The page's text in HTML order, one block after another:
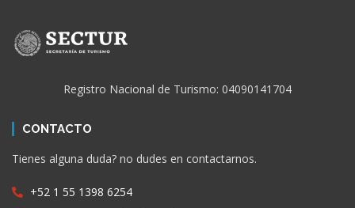
Registro Nacional de Turismo: 04090141704
CONTACTO
Tienes alguna duda? no dudes en contactarnos.
+52 1 55 1398 6254